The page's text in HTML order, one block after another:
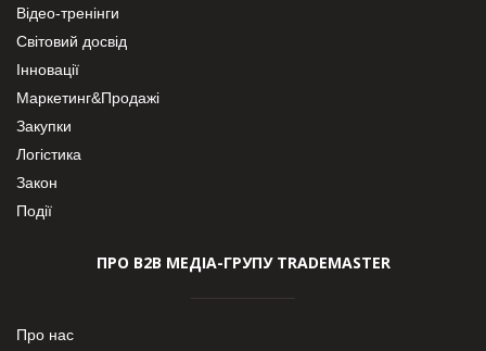
Відео-тренінги
Світовий досвід
Інновації
Маркетинг&Продажі
Закупки
Логістика
Закон
Події
ПРО В2В МЕДІА-ГРУПУ TRADEMASTER
Про нас